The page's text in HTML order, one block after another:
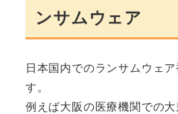
ンサムウェア
日本国内でのランサムウェ
す。
例えば大阪の医療機関での